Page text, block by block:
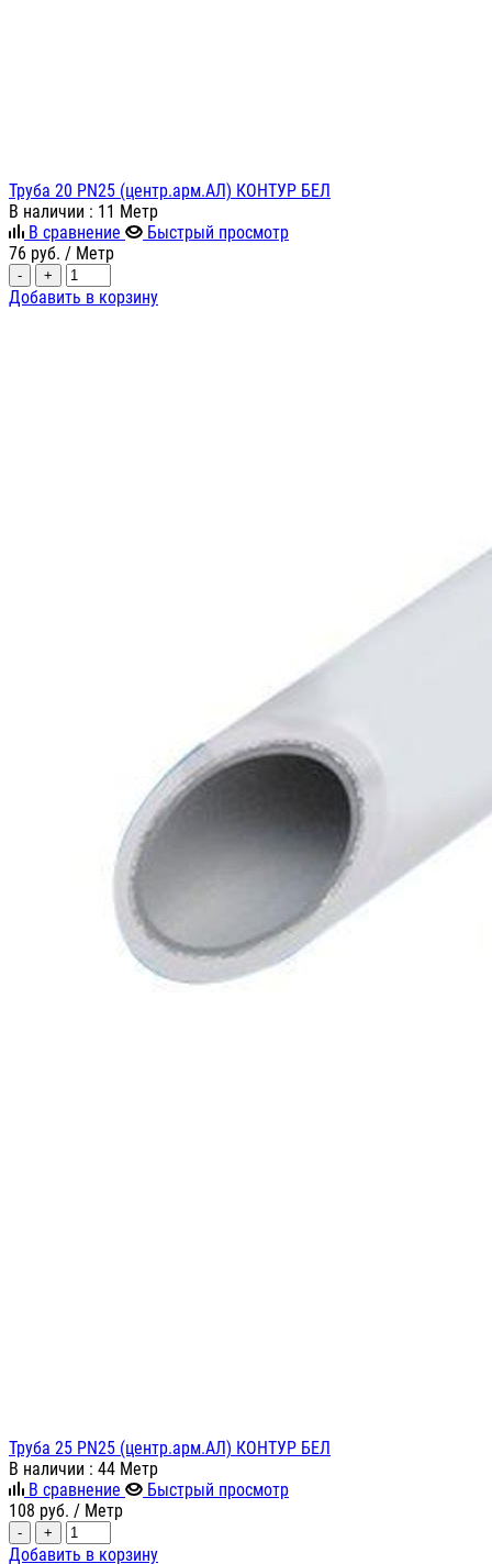
Труба 20 PN25 (центр.арм.АЛ) КОНТУР БЕЛ
В наличии : 11 Метр
В сравнение
Быстрый просмотр
76 руб. / Метр
- +
Добавить в корзину
Труба 25 PN25 (центр.арм.АЛ) КОНТУР БЕЛ
В наличии : 44 Метр
В сравнение
Быстрый просмотр
108 руб. / Метр
- +
Добавить в корзину